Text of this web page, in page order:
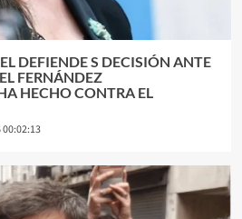
DEFIENDE S DECISIÓN ANTE
FERNÁNDEZ
HECHO CONTRA EL